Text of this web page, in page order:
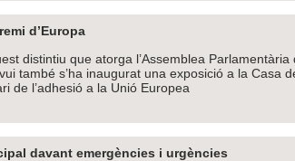
d’Europa
distintiu que atorga l’Assemblea Parlamentària
també s’ha inaugurat una exposició a la Casa
de l’adhesió a la Unió Europea
davant emergències i urgències